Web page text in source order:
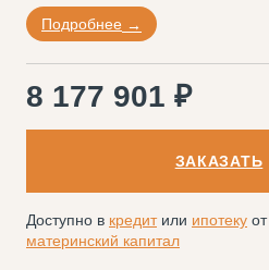
Подробнее
8 177 901 ₽
ЗАКАЗАТЬ
Доступно в кредитили ипотеку от
материнский капитал